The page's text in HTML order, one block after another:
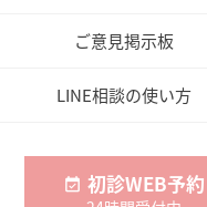
ご意見掲示板
LINE相談の使い方
初診WEB予約